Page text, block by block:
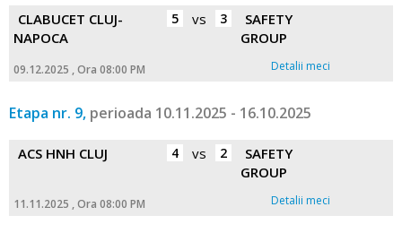
CLABUCET CLUJ-
NAPOCA
5 vs 3
SAFETY
GROUP
09.12.2025 , Ora 08:00 PM Detalii meci
Etapa nr. 9, perioada 10.11.2025 - 16.10.2025
ACS HNH CLUJ 4 vs 2
SAFETY
GROUP
11.11.2025 , Ora 08:00 PM Detalii meci